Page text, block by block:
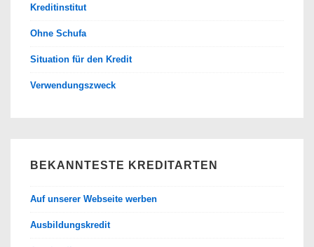
Kreditinstitut
Ohne Schufa
Situation für den Kredit
Verwendungszweck
BEKANNTESTE KREDITARTEN
Auf unserer Webseite werben
Ausbildungskredit